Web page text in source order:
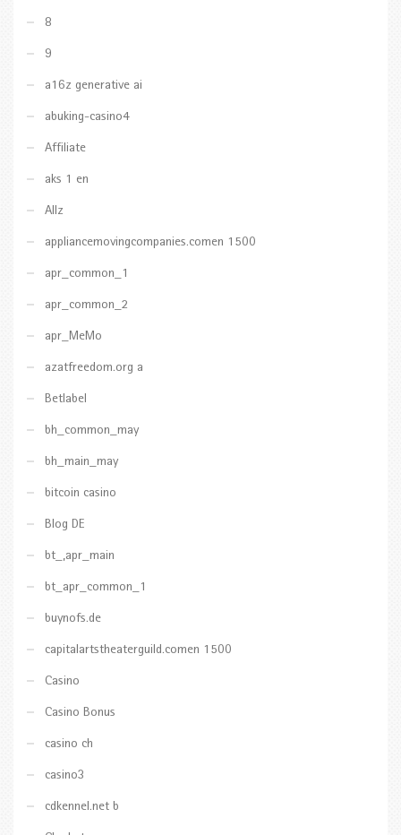
8
9
a16z generative ai
abuking-casino4
Affiliate
aks 1 en
Allz
appliancemovingcompanies.comen 1500
apr_common_1
apr_common_2
apr_MeMo
azatfreedom.org a
Betlabel
bh_common_may
bh_main_may
bitcoin casino
Blog DE
bt_,apr_main
bt_apr_common_1
buynofs.de
capitalartstheaterguild.comen 1500
Casino
Casino Bonus
casino ch
casino3
cdkennel.net b